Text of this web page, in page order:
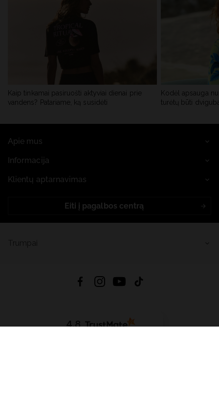
Kaip tinkamai pasiruošti aktyviai dienai prie
vandens? Patariame, ką susidėti
Kodėl apsauga
turėtų būti
Apie mus
Informacija
Klientų aptarnavimas
Eiti į pagalbos centrą
4.8